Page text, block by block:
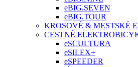
eBIG.SEVEN
eBIG.TOUR
KROSOVÉ & MESTSKÉ
CESTNÉ
eSCULTURA
eSILEX+
eSPEEDER